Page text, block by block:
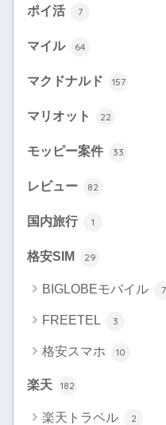
ポイ活 7
マイル 64
マクドナルド 157
マリオット 22
モッピー案件 33
レビュー 82
国内旅行 1
格安SIM 29
BIGLOBEモバイル 7
FREETEL 3
格安スマホ 10
楽天 182
楽天トラベル 2